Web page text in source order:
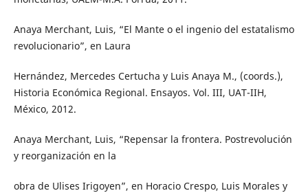
Anaya Merchant, Luis, “El Mante o el ingenio del estatalismo
revolucionario”, en Laura
Hernández, Mercedes Certucha y Luis Anaya M., (coords.),
Historia Económica Regional. Ensayos. Vol. III, UAT-IIH,
México, 2012.
Anaya Merchant, Luis, “Repensar la frontera. Postrevolución
y reorganización en la
obra de Ulises Irigoyen”, en Horacio Crespo, Luis Morales y